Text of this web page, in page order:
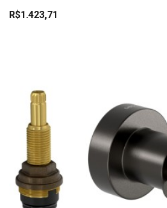
R$1.423,71